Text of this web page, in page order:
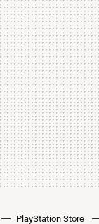
PlayStation Store